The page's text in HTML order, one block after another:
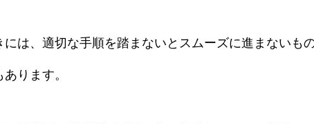
には、適切な手順を踏まないとスムーズに進まないも
ります。